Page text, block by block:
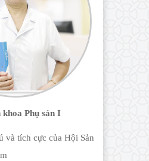
khoa Phụ sản I
và tích cực của Hội Sản